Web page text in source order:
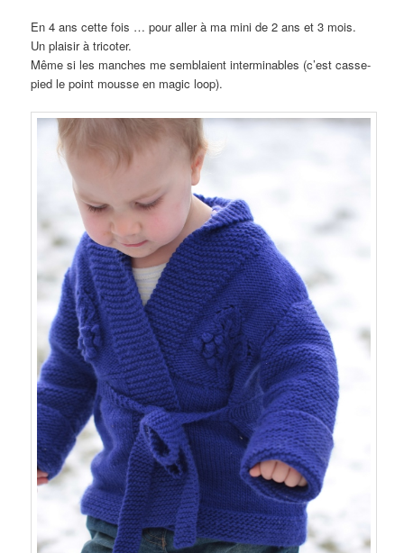
En 4 ans cette fois … pour aller à ma mini de 2 ans et 3 mois.
Un plaisir à tricoter.
Même si les manches me semblaient interminables (c’est casse-
pied le point mousse en magic loop).